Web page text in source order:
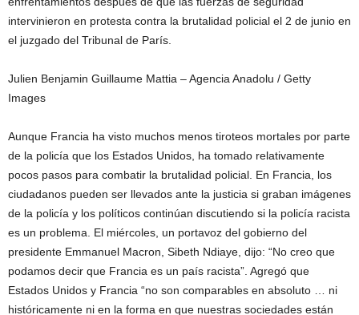
intervinieron en protesta contra la brutalidad policial el 2 de junio en
el juzgado del Tribunal de París.
Julien Benjamin Guillaume Mattia – Agencia Anadolu / Getty
Images
Aunque Francia ha visto muchos menos tiroteos mortales por parte
de la policía que los Estados Unidos, ha tomado relativamente
pocos pasos para combatir la brutalidad policial. En Francia, los
ciudadanos pueden ser llevados ante la justicia si graban imágenes
de la policía y los políticos continúan discutiendo si la policía racista
es un problema. El miércoles, un portavoz del gobierno del
presidente Emmanuel Macron, Sibeth Ndiaye, dijo: “No creo que
podamos decir que Francia es un país racista”. Agregó que
Estados Unidos y Francia “no son comparables en absoluto … ni
históricamente ni en la forma en que nuestras sociedades están